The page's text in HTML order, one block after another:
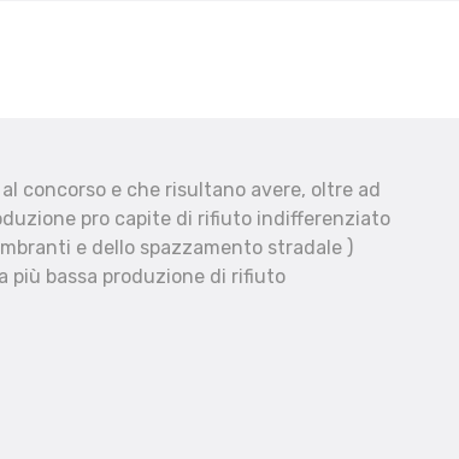
concorso e che risultano avere, oltre ad
pro capite di rifiuto indifferenziato
e dello spazzamento stradale )
più bassa produzione di rifiuto